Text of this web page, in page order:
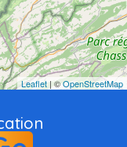
Leaflet | ©OpenStreetMap